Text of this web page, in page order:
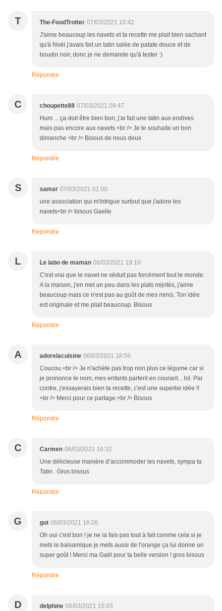
T The-FoodTrotter 07/03/2021 10:42
J'aime beaucoup les navets et ta recette me plait bien sachant
qu'à Noël j'avais fait un tatin salée de patate douce et de
boudin noir, donc je ne demande qu'à tester :)
Répondre
C choupette88 07/03/2021 09:47
Hum ... ça doit être bien bon, j'ai fait une tatin aux endives
mais pas encore aux navets.<br /> Je te souhaite un bon
dimanche <br /> Bisous de nous deux
Répondre
S samar 07/03/2021 01:00
une association qui m'intrigue surtout que j'adore les
navets<br /> bisous Gaelle
Répondre
L Le labo de maman 06/03/2021 19:10
C'est vrai que le navet ne séduit pas forcément tout le monde.
A la maison, j'en met un peu dans les plats mijotés, j'aime
beaucoup mais ce n'est pas au goût de mes minis. Ton idée
est originale et me plait beaucoup. Bisous
Répondre
A adorelacuisine 06/03/2021 18:56
Coucou.<br /> Je n'achète pas trop non plus ce légume car si
je prononce le nom, mes enfants partent en courant... lol. Par
contre, j'essayerais bien ta recette, c'est une superbe idée !!
<br /> Merci pour ce partage.<br /> Bisous
Répondre
C Carmen 06/03/2021 16:32
Une délicieuse manière d’accommoder les navets, sympa ta
Tatin . Gros bisous
Répondre
G gut 06/03/2021 16:26
Oh oui c'est bon ! je ne la fais pas tout à fait comme cela si je
mets le balsamique je mets aussi de l'orange ça lui donne un
super goût ! Merci ma Gaël pour ta belle version ! gros bisous
Répondre
D delphine 06/03/2021 15:03